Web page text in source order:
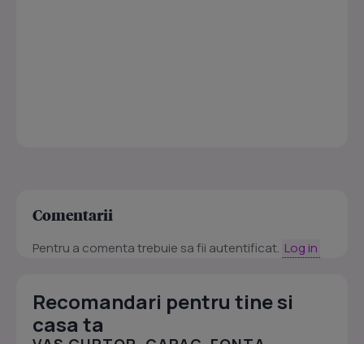
Comentarii
Pentru a comenta trebuie sa fii autentificat. Log in
Recomandari pentru tine si
casa ta